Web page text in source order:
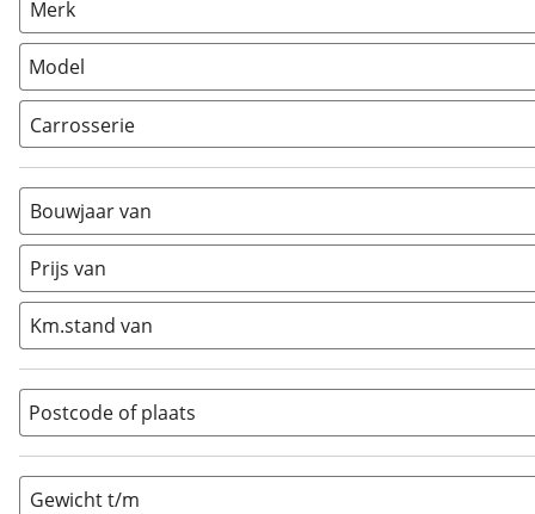
Camper
Vouwwagen
Merk
Model
Carrosserie
Alkoof (0)
Busmodel
Caravan (8)
Half-integraal
Integraal (0)
Opzetunit (0
Vouwwagen (0)
Bouwjaar van
Prijs van
Km.stand van
Postcode of plaats
Gewicht t/m